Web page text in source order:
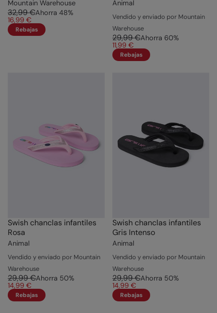
Mountain Warehouse
32,99 €Ahorra 48%
16,99 €
Rebajas
Animal
Vendido y enviado por Mountain
Warehouse
29,99 €Ahorra 60%
11,99 €
Rebajas
Swish chanclas infantiles
Rosa
Animal
Vendido y enviado por Mountain
Warehouse
29,99 €Ahorra 50%
14,99 €
Rebajas
Swish chanclas infantiles
Gris Intenso
Animal
Vendido y enviado por Mountain
Warehouse
29,99 €Ahorra 50%
14,99 €
Rebajas